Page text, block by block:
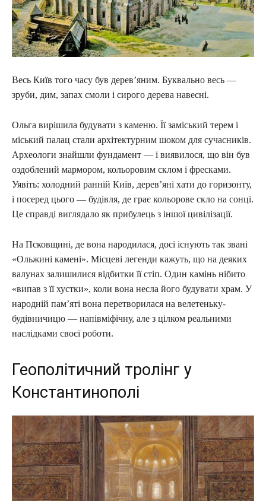
Весь Київ того часу був дерев’яним. Буквально весь —
зруби, дим, запах смоли і сирого дерева навесні.
Ольга вирішила будувати з каменю. Її заміський терем і
міський палац стали архітектурним шоком для сучасників.
Археологи знайшли фундамент — і виявилося, що він був
оздоблений мармором, кольоровим склом і фресками.
Уявіть: холодний ранній Київ, дерев’яні хати до горизонту,
і посеред цього — будівля, де грає кольорове скло на сонці.
Це справді виглядало як прибулець з іншої цивілізації.
На Псковщині, де вона народилася, досі існують так звані
«Ольжині камені». Місцеві легенди кажуть, що на деяких
валунах залишилися відбитки її стіп. Один камінь нібито
«випав з її хустки», коли вона несла його будувати храм. У
народній пам’яті вона перетворилася на велетеньку-
будівничицю — напівміфічну, але з цілком реальними
наслідками своєї роботи.
Геополітичний тролінг у
Константинополі